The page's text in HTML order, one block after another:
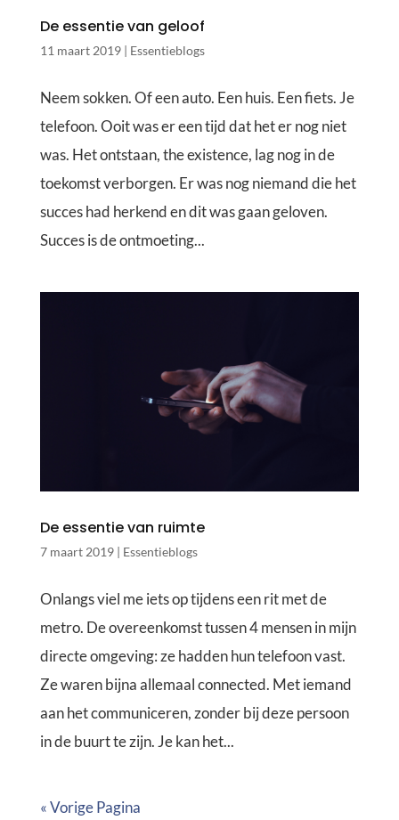
De essentie van geloof
11 maart 2019| Essentieblogs
Neem sokken. Of een auto. Een huis. Een fiets. Je
telefoon. Ooit was er een tijd dat het er nog niet
was. Het ontstaan, the existence, lag nog in de
toekomst verborgen. Er was nog niemand die het
succes had herkend en dit was gaan geloven.
Succes is de ontmoeting...
De essentie van ruimte
7 maart 2019| Essentieblogs
Onlangs viel me iets op tijdens een rit met de
metro. De overeenkomst tussen 4 mensen in mijn
directe omgeving: ze hadden hun telefoon vast.
Ze waren bijna allemaal connected. Met iemand
aan het communiceren, zonder bij deze persoon
in de buurt te zijn. Je kan het...
« Vorige Pagina